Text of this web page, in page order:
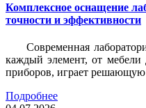
Комплексное оснащение
точности и эффективности
Современная
каждый элемент, от мебели
приборов, играет решающую
Подробнее